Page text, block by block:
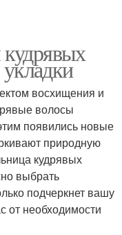
Стрижки по типу
с удлиненной
боковой
Стрижки для дам
восхищения и
волосы
появились новые
природную
кудрявых
выбрать
подчеркнет вашу
от необходимости